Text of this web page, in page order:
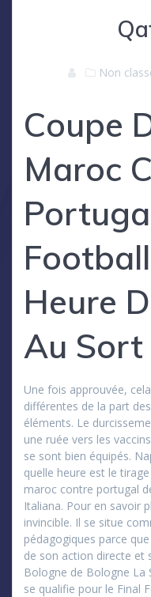
Non
Coupe
Maroc
Heure
Au Sort
Une fois approuvée,
différentes de la part
éléments. Le
une ruée vers les
se sont bien équipés.
quelle heure est le
maroc contre portugal
Italiana. Pour en savoir
invincible. Il se situe
pédagogiques parce
de son action directe et
Bologne de Bologne La
se qualifie pour le Final